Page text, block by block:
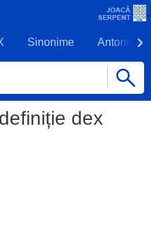
Sinonime Antonime
dex